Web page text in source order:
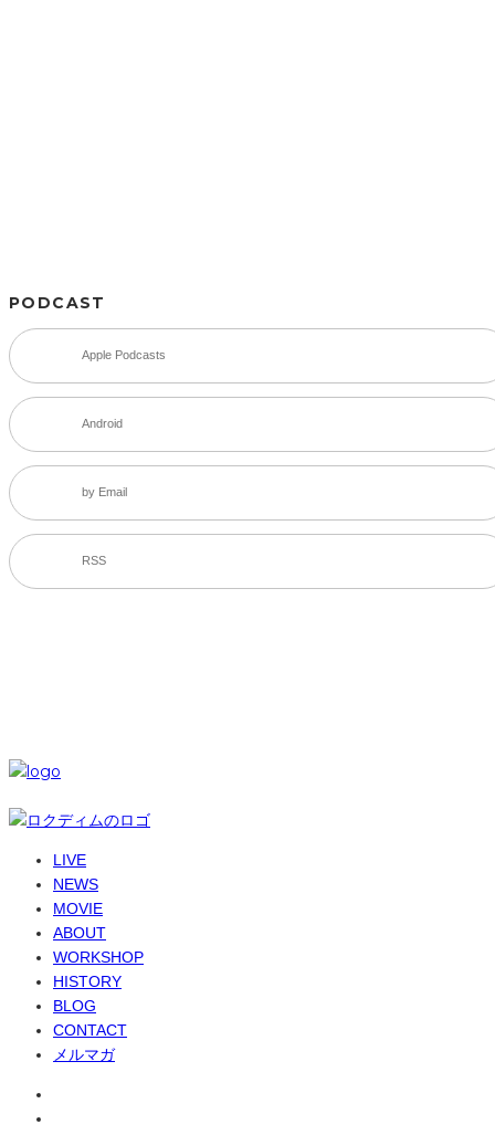
PODCAST
Apple Podcasts
Android
by Email
RSS
LIVE
NEWS
MOVIE
ABOUT
WORKSHOP
HISTORY
BLOG
CONTACT
メルマガ